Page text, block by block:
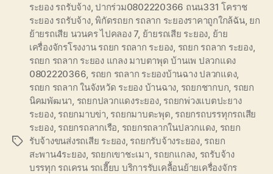
Tags
ระยอง รถรับจ้าง,ปากร่วม0802220366 ถนน331 โคราช
ระยอง รถรับจ้าง,พิกัดรถยก รถลาก ระยองราคาถูกใกล้ฉัน, ยก
ย้ายรถเสีย นวนคร ไปคลอง 7, ย้ายรถเสีย ระยอง ย้าย
เครื่องจักรโรงงาน รถยก รถลาก ระยอง รถยก รถลาก ระยอง,
รถยก รถลาก ระยอง แกลง มาบตาพุด บ้านเพ ปลวกแดง
0802220366 รถยก รถลาก ระยองบ้านฉาง ปลวกแดง,
รถยก รถลาก ในจังหวัด ระยอง บ้านฉาง รถยกชากบก รถยก
นิคมพัฒนา รถยกปลวกแดงระยอง, รถยกพ่วงแบตปะยาง
ระยอง, รถยกมาบข่า รถยกมาบตะพุด รถยกรถบรรทุกรถเสีย
ระยอง, รถยกรถลากเรือ รถยกรถลากในปลวกแดง รถยก
รับจ้างขนส่งรถเสีย ระยอง, รถยกรับจ้างระยอง, รถยก
สะพาน4ระยอง รถยกเขาชะเมา รถยกแกลง รถรับจ้าง
บรรทุก รถเครน รถเฮี๊ยบ บริการรับเคลื้อนย้ายเครื่องจักร